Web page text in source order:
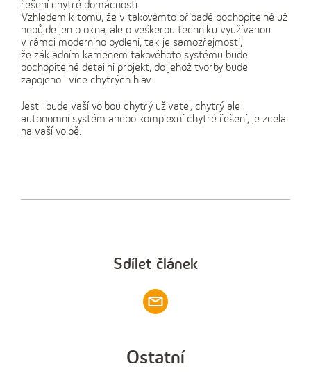
řešení chytré domácnosti.
Vzhledem k tomu, že v takovémto případě pochopitelně už
nepůjde jen o okna, ale o veškerou techniku využívanou
v rámci moderního bydlení, tak je samozřejmostí,
že základním kamenem takovéhoto systému bude
pochopitelně detailní projekt, do jehož tvorby bude
zapojeno i více chytrých hlav.
Jestli bude vaší volbou chytrý uživatel, chytrý ale
autonomní systém anebo komplexní chytré řešení, je zcela
na vaší volbě.
Sdílet článek
Ostatní